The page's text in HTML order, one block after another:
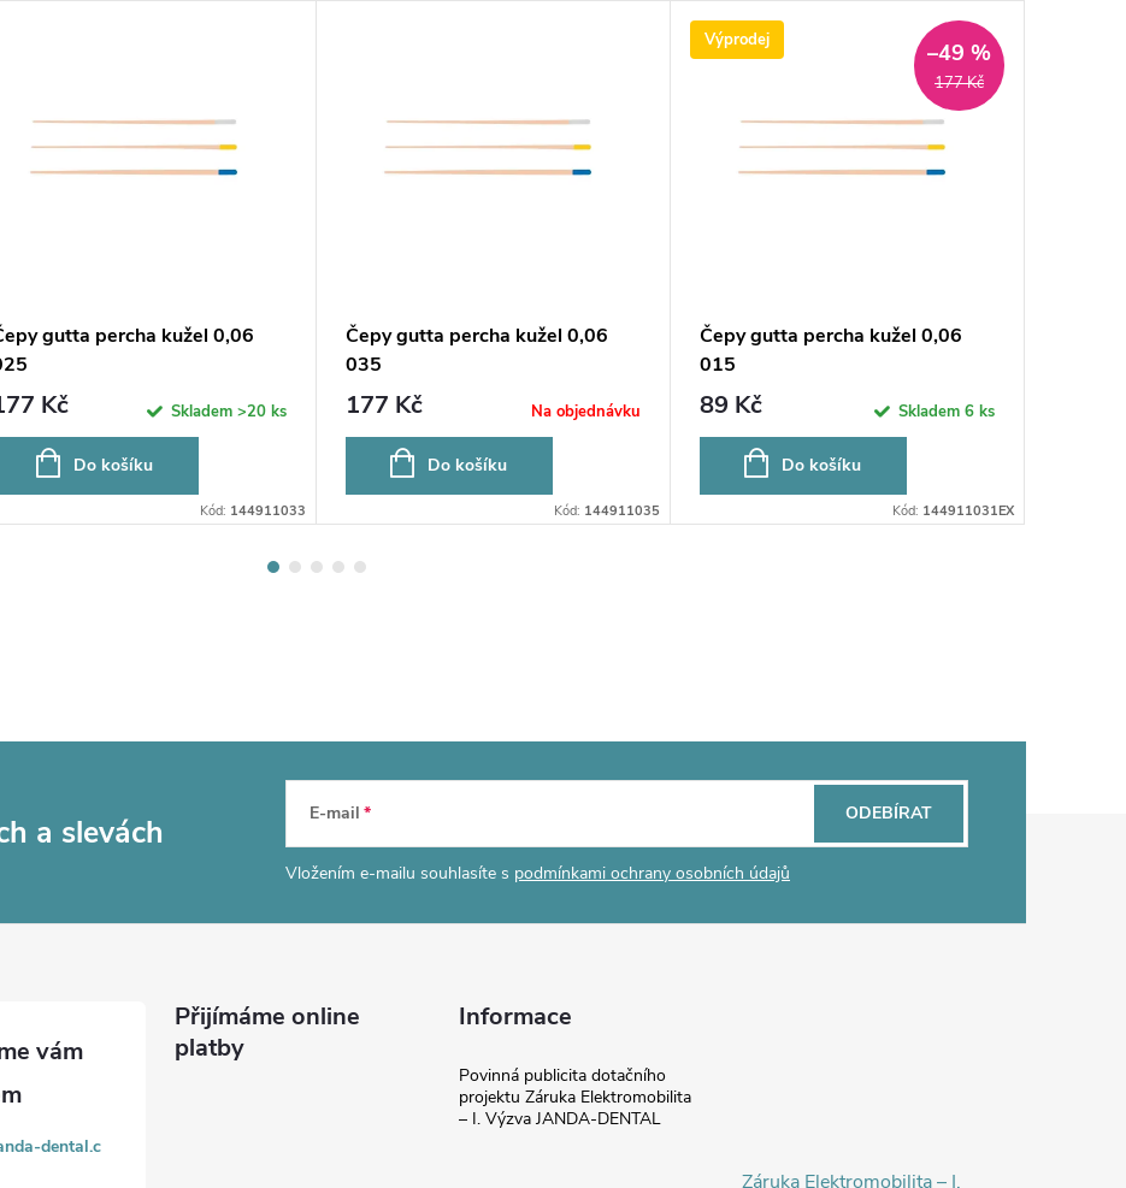
gutta percha kužel 0,06
Kč Skladem >20 ks
Do košíku
Kód: 144911033
Čepy gutta percha kužel 0,06
035
177 Kč Na objednávku
Do košíku
Kód: 144911035
Výprodej
177 Kč
–49 %
Čepy gutta percha kužel 0,06
015
89 Kč Skladem 6 ks
Do košíku
Kód: 144911031EX
a slevách E-mail
Vložením e-mailu souhlasíte s podmínkami ochrany osobních údajů
ODEBÍRAT
dental.c
Přijímáme online
platby
Informace
Povinná publicita dotačního
projektu Záruka Elektromobilita
– I. Výzva JANDA-DENTAL
Záruka Elektromobilita – I.